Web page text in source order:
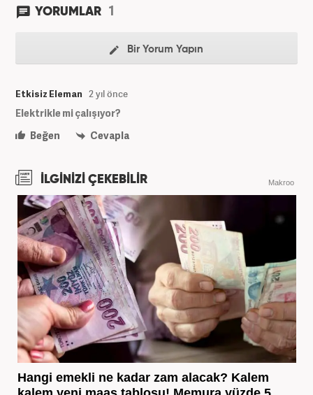
YORUMLAR 1
Bir Yorum Yapın
Etkisiz Eleman 2 yıl önce
Elektrikle mi çalışıyor?
Beğen
Cevapla
İLGİNİZİ ÇEKEBİLİR Makroo
Hangi emekli ne kadar zam alacak? Kalem